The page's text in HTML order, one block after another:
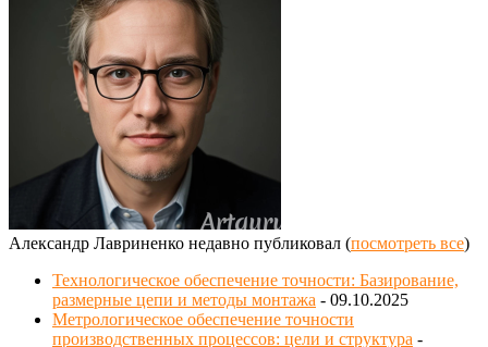
Александр Лавриненко недавно публиковал (посмотреть все)
Технологическое обеспечение точности: Базирование,
размерные цепи и методы монтажа - 09.10.2025
Метрологическое обеспечение точности
производственных процессов: цели и структура -